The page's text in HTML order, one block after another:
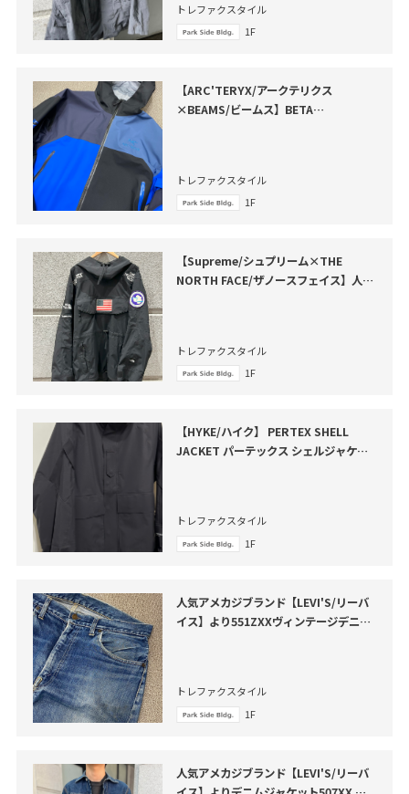
トレファクスタイル
1F
【ARC'TERYX/アークテリクス
×BEAMS/ビームス】BETA
トレファクスタイル
1F
【Supreme/シュプリーム×THE
NORTH FACE/ザノースフェイス】人気
トレファクスタイル
1F
【HYKE/ハイク】 PERTEX SHELL
JACKET パーテックス シェルジャケッ
トレファクスタイル
1F
人気アメカジブランド【LEVI'S/リーバ
イス】より551ZXXヴィンテージデニム
トレファクスタイル
1F
人気アメカジブランド【LEVI'S/リーバ